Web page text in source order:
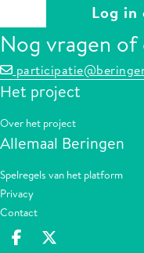
Log in
Nog vragen
Het project
Over het project
Allemaal Beringen
Spelregels van het platform
Privacy
Contact